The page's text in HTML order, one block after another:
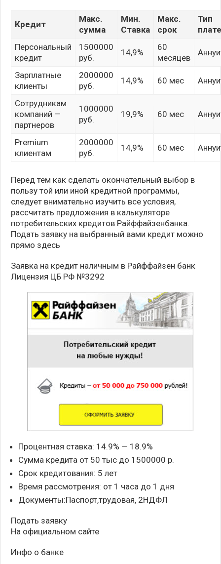
Кредит
Макс.
сумма
Мин.
Ставка
Макс.
срок
Тип
Персональный
кредит
1500000
руб.
14,9%
60
месяцев
Зарплатные
клиенты
2000000
руб.
14,9% 60 мес
Сотрудникам
компаний —
партнеров
1000000
руб.
19,9% 60 мес
Premium
клиентам
2000000
руб.
14,9% 60 мес
Перед тем как сделать окончательный выбор в
пользу той или иной кредитной программы,
следует внимательно изучить все условия,
рассчитать предложения в калькуляторе
потребительских кредитов Райффайзенбанка.
Подать заявку на выбранный вами кредит можно
прямо здесь
Заявка на кредит наличным в Райффайзен банк
Лицензия ЦБ РФ №3292
Процентная ставка: 14.9% — 18.9%
Сумма кредита от 50 тыс до 1500000 р.
Срок кредитования: 5 лет
Время рассмотрения: от 1 часа до 1 дня
Документы:Паспорт,трудовая, 2НДФЛ
Подать заявку
На официальном сайте
Инфо о банке